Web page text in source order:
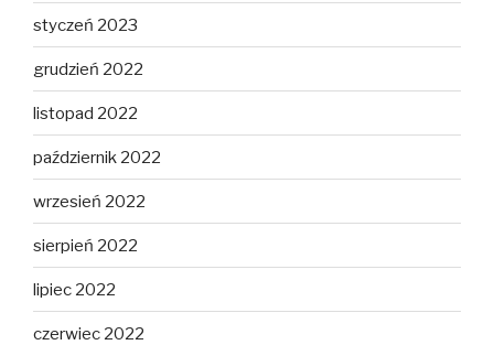
styczeń 2023
grudzień 2022
listopad 2022
październik 2022
wrzesień 2022
sierpień 2022
lipiec 2022
czerwiec 2022